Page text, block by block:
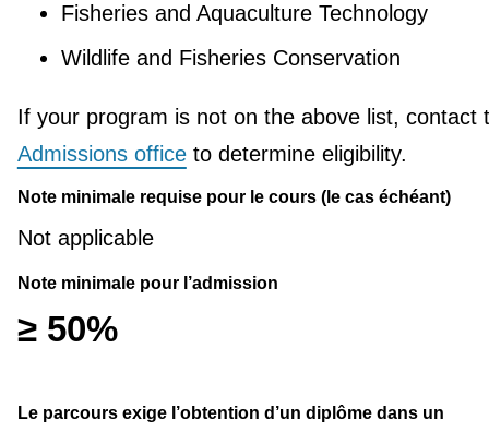
Fisheries and Aquaculture Technology
Wildlife and Fisheries Conservation
If your program is not on the above list, contact
Admissions officeto determine eligibility.
Note minimale requise pour le cours (le cas échéant)
Not applicable
Note minimale pour l’admission
≥ 50%
Le parcours exige l’obtention d’un diplôme dans un